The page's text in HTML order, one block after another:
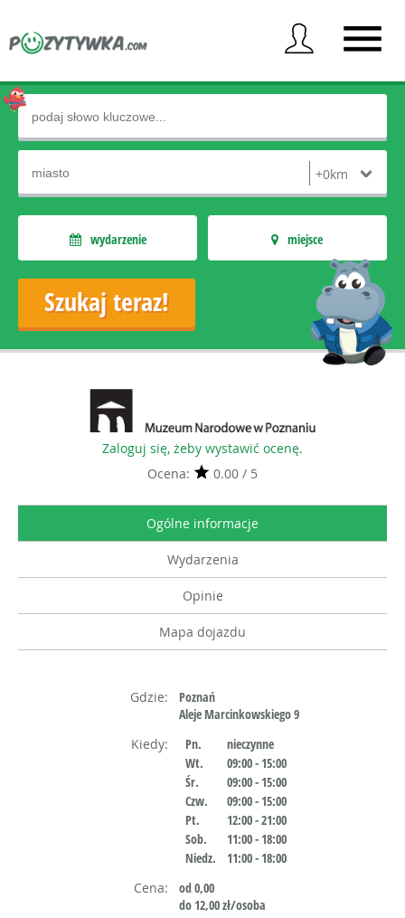
wydarzenie miejsce
Zaloguj się, żeby wystawić ocenę.
Ocena:
0.00 / 5
Ogólne informacje
Wydarzenia
Opinie
Mapa dojazdu
Gdzie:
Poznań
Aleje Marcinkowskiego 9
Kiedy:
Pn.
nieczynne
Wt.
09:00 - 15:00
Śr.
09:00 - 15:00
Czw.
09:00 - 15:00
Pt.
12:00 - 21:00
Sob.
11:00 - 18:00
Niedz.
11:00 - 18:00
Cena:
od 0,00
do 12,00 zł/osoba